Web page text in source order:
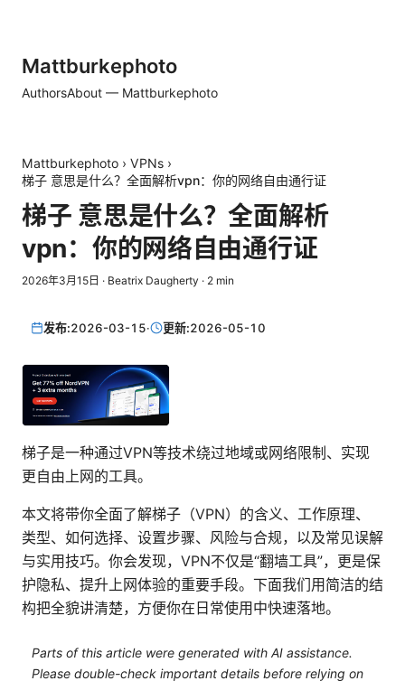
Mattburkephoto
AuthorsAbout — Mattburkephoto
Mattburkephoto › VPNs ›
梯子 意思是什么？全面解析vpn：你的网络自由通行证
梯子 意思是什么？全面解析
vpn：你的网络自由通行证
2026年3月15日 · Beatrix Daugherty · 2 min
发布:2026-03-15· 更新:2026-05-10
梯子是一种通过VPN等技术绕过地域或网络限制、实现
更自由上网的工具。
本文将带你全面了解梯子（VPN）的含义、工作原理、
类型、如何选择、设置步骤、风险与合规，以及常见误解
与实用技巧。你会发现，VPN不仅是“翻墙工具”，更是保
护隐私、提升上网体验的重要手段。下面我们用简洁的结
构把全貌讲清楚，方便你在日常使用中快速落地。
Parts of this article were generated with AI assistance.
Please double-check important details before relying on